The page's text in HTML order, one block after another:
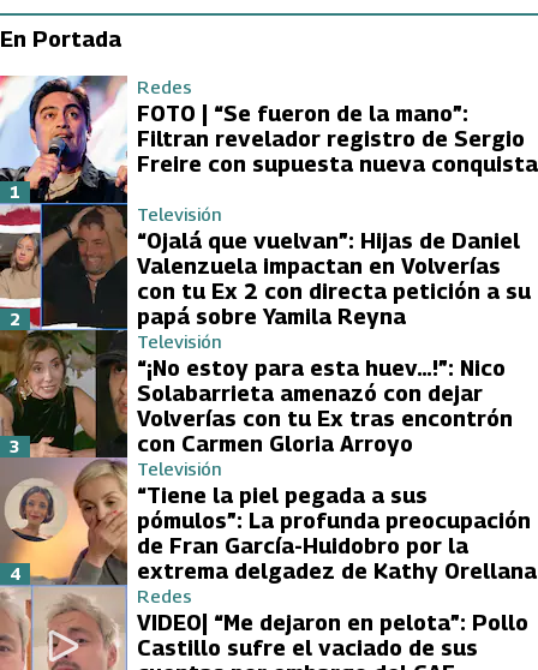
En Portada
Redes
FOTO | “Se fueron de la mano”:
Filtran revelador registro de Sergio
Freire con supuesta nueva conquista
1
Televisión
“Ojalá que vuelvan”: Hijas de Daniel
Valenzuela impactan en Volverías
con tu Ex 2 con directa petición a su
papá sobre Yamila Reyna
2
Televisión
“¡No estoy para esta huev…!”: Nico
Solabarrieta amenazó con dejar
Volverías con tu Ex tras encontrón
con Carmen Gloria Arroyo
3
Televisión
“Tiene la piel pegada a sus
pómulos”: La profunda preocupación
de Fran García-Huidobro por la
extrema delgadez de Kathy Orellana
4
Redes
VIDEO| “Me dejaron en pelota”: Pollo
Castillo sufre el vaciado de sus